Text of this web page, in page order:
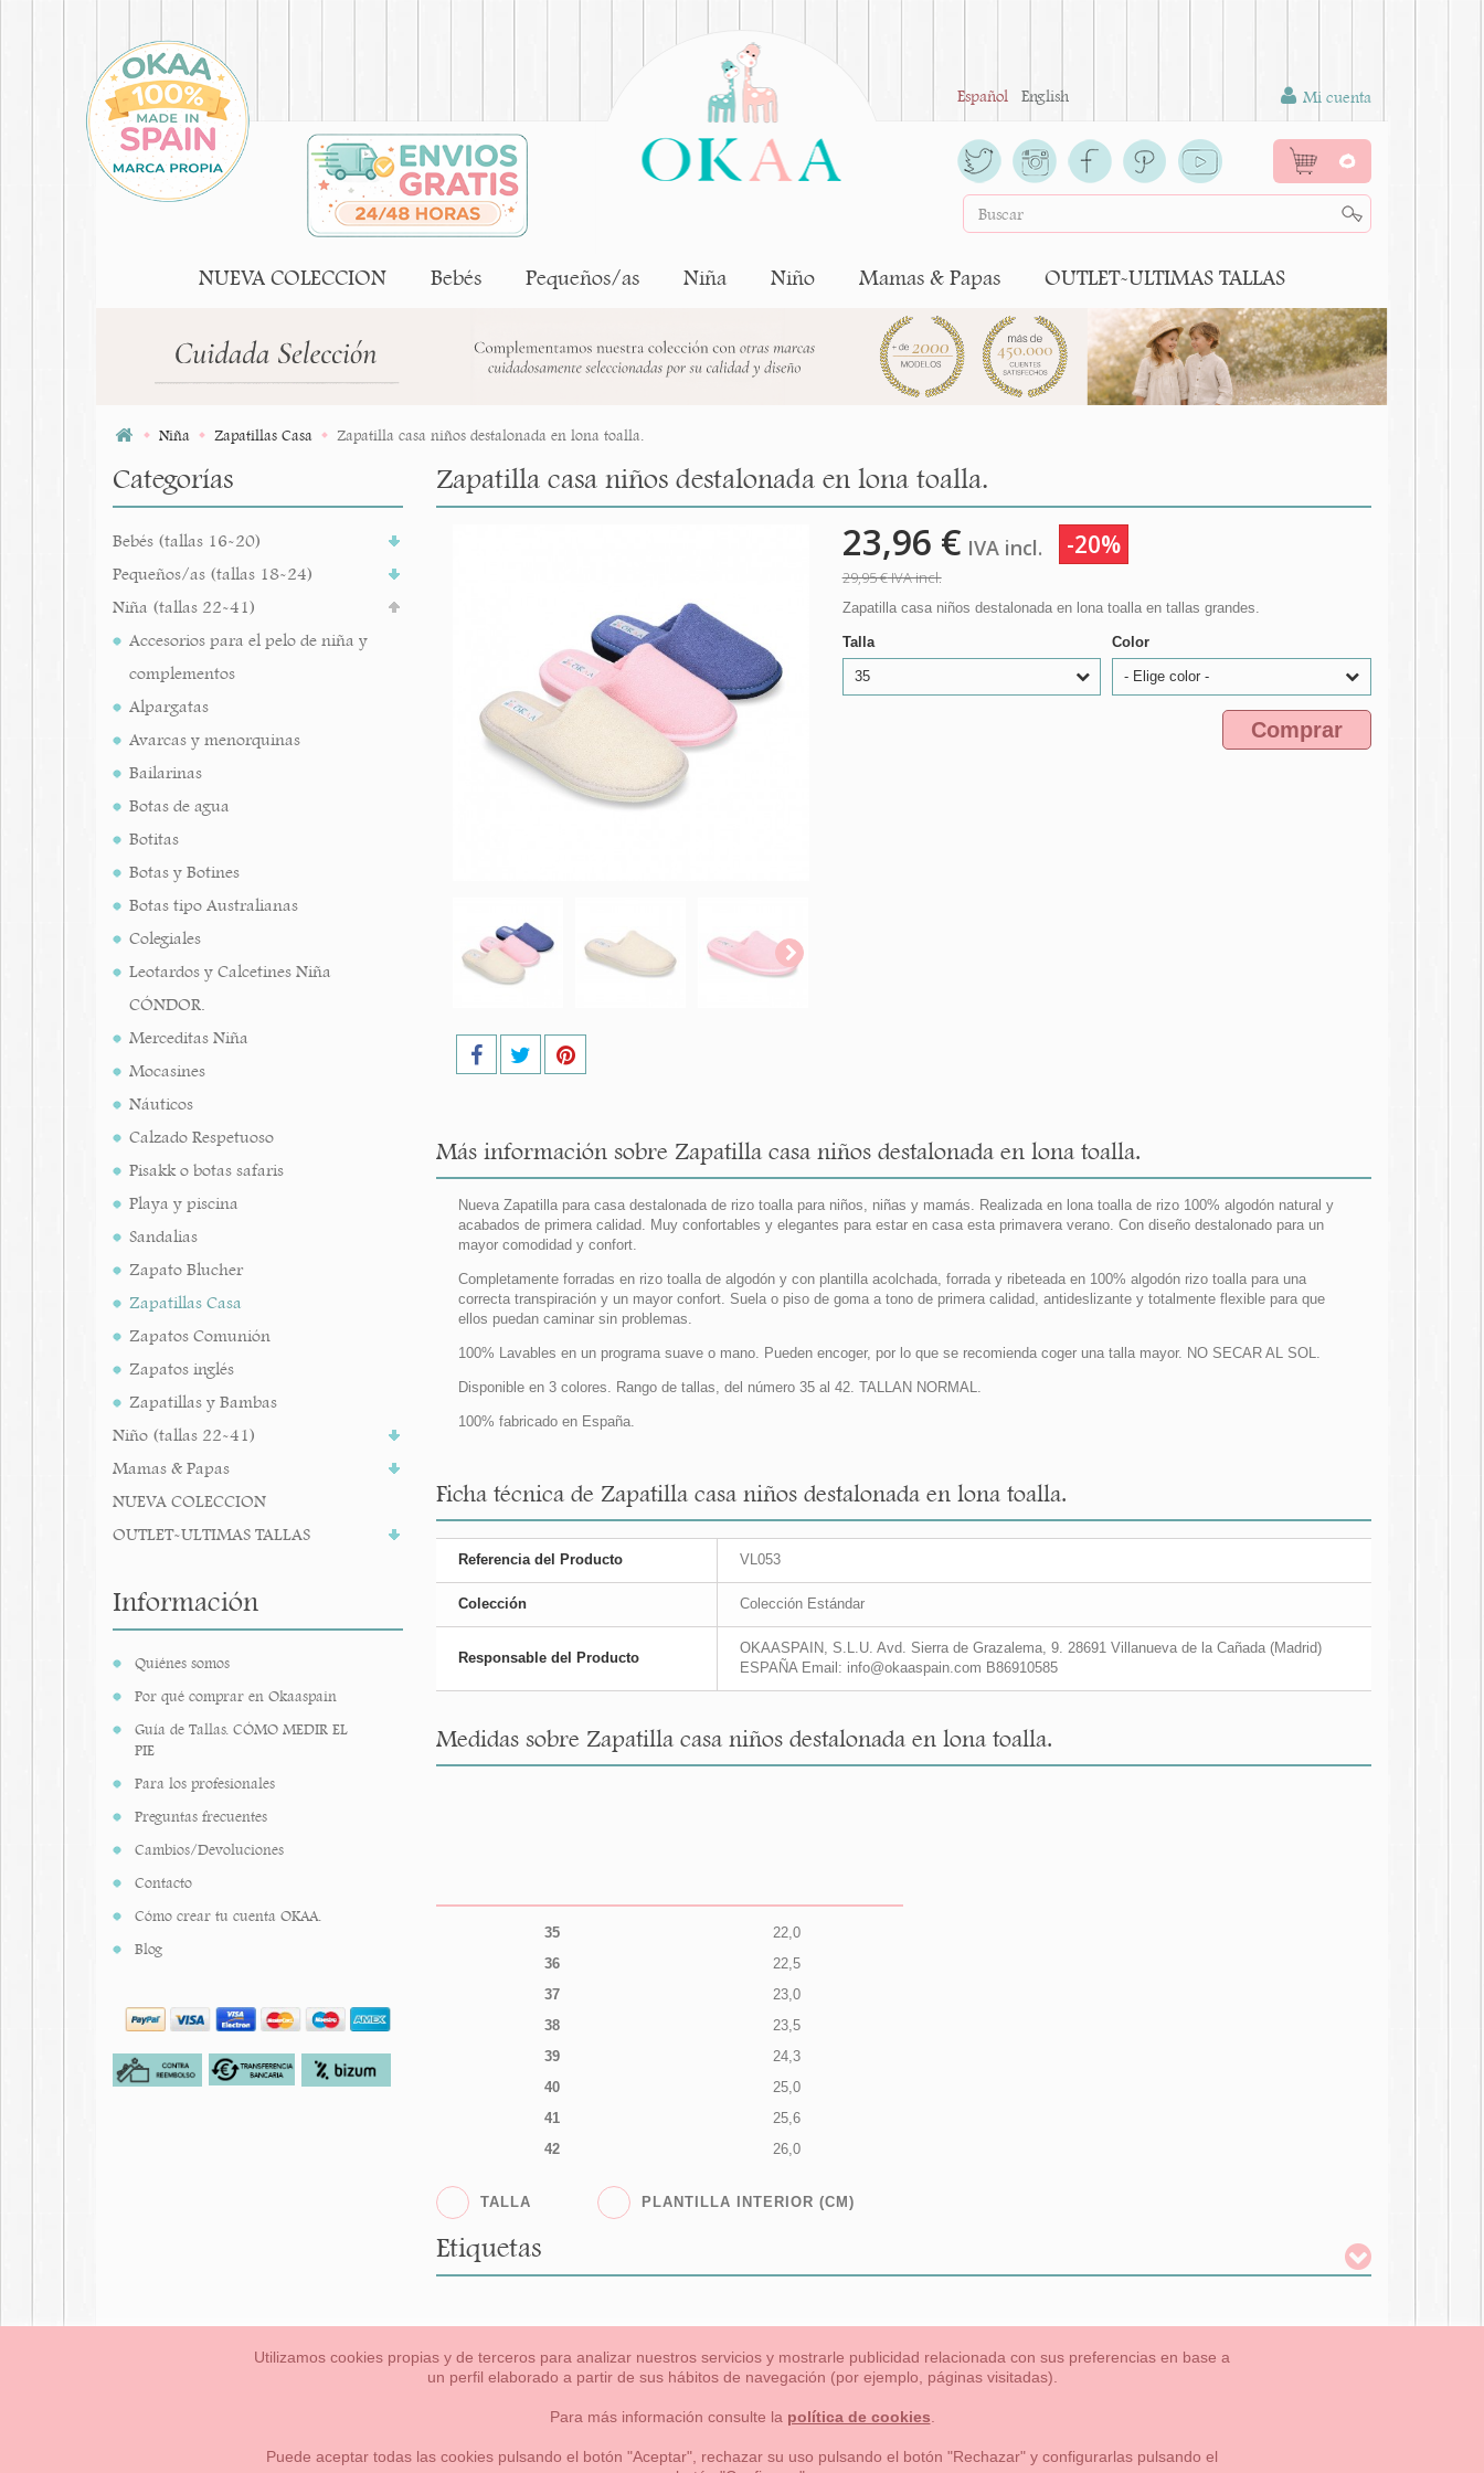
Español English Mi cuenta
0
NUEVA COLECCION Bebés Pequeños/as Niña Niño Mamas & Papas OUTLET-ULTIMAS TALLAS
Niña Zapatillas Casa Zapatilla casa niños destalonada en lona toalla.
Categorías
Bebés (tallas 16-20)
Pequeños/as (tallas 18-24)
Niña (tallas 22-41)
Accesorios para el pelo de niña y
complementos
Alpargatas
Avarcas y menorquinas
Bailarinas
Botas de agua
Botitas
Botas y Botines
Botas tipo Australianas
Colegiales
Leotardos y Calcetines Niña
CÓNDOR.
Merceditas Niña
Mocasines
Náuticos
Calzado Respetuoso
Pisakk o botas safaris
Playa y piscina
Sandalias
Zapato Blucher
Zapatillas Casa
Zapatos Comunión
Zapatos inglés
Zapatillas y Bambas
Niño (tallas 22-41)
Mamas & Papas
NUEVA COLECCION
OUTLET-ULTIMAS TALLAS
Información
Quiénes somos
Por qué comprar en Okaaspain
Guía de Tallas. CÓMO MEDIR EL
PIE
Para los profesionales
Preguntas frecuentes
Cambios/Devoluciones
Contacto
Cómo crear tu cuenta OKAA.
Blog
Zapatilla casa niños destalonada en lona toalla.
23,96 € IVA incl. -20%
29,95 €IVA incl.
Zapatilla casa niños destalonada en lona toalla en tallas grandes.
Talla
35
Color
- Elige color -
Comprar
Más información sobre Zapatilla casa niños destalonada en lona toalla.
Nueva Zapatilla para casa destalonada de rizo toalla para niños, niñas y mamás. Realizada en lona toalla de rizo 100% algodón natural y
acabados de primera calidad. Muy confortables y elegantes para estar en casa esta primavera verano. Con diseño destalonado para un
mayor comodidad y confort.
Completamente forradas en rizo toalla de algodón y con plantilla acolchada, forrada y ribeteada en 100% algodón rizo toalla para una
correcta transpiración y un mayor confort. Suela o piso de goma a tono de primera calidad, antideslizante y totalmente flexible para que
ellos puedan caminar sin problemas.
100% Lavables en un programa suave o mano. Pueden encoger, por lo que se recomienda coger una talla mayor. NO SECAR AL SOL.
Disponible en 3 colores. Rango de tallas, del número 35 al 42. TALLAN NORMAL.
100% fabricado en España.
Ficha técnica de Zapatilla casa niños destalonada en lona toalla.
Referencia del Producto VL053
Colección Colección Estándar
Responsable del Producto
OKAASPAIN, S.L.U. Avd. Sierra de Grazalema, 9. 28691 Villanueva de la Cañada (Madrid)
ESPAÑA Email: info@okaaspain.com B86910585
Medidas sobre Zapatilla casa niños destalonada en lona toalla.
35
22,0
36
22,5
37
23,0
38
23,5
39
24,3
40
25,0
41
25,6
42
26,0
TALLA PLANTILLA INTERIOR (CM)
Etiquetas
Pequeños/as Niña Niño Mamas & Papas NUEVA COLECCION OUTLET-ULTIMAS TALLAS
Condiciones generales de compra, formas de pago , política de devoluciones y reembolsos Privacidad
Utilizamos cookies propias y de terceros para analizar nuestros servicios y mostrarle publicidad relacionada con sus preferencias en base a
un perfil elaborado a partir de sus hábitos de navegación (por ejemplo, páginas visitadas).
Para más información consulte la política de cookies
Puede aceptar todas las cookies pulsando el botón "Aceptar", rechazar su uso pulsando el botón "Rechazar" y configurarlas pulsando el